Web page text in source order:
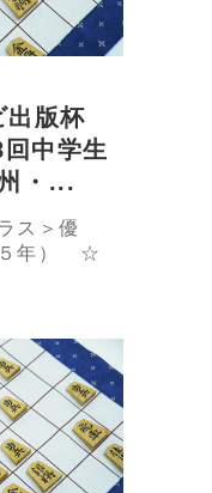
出版杯
中学生
・...
ス＞優
年） ☆